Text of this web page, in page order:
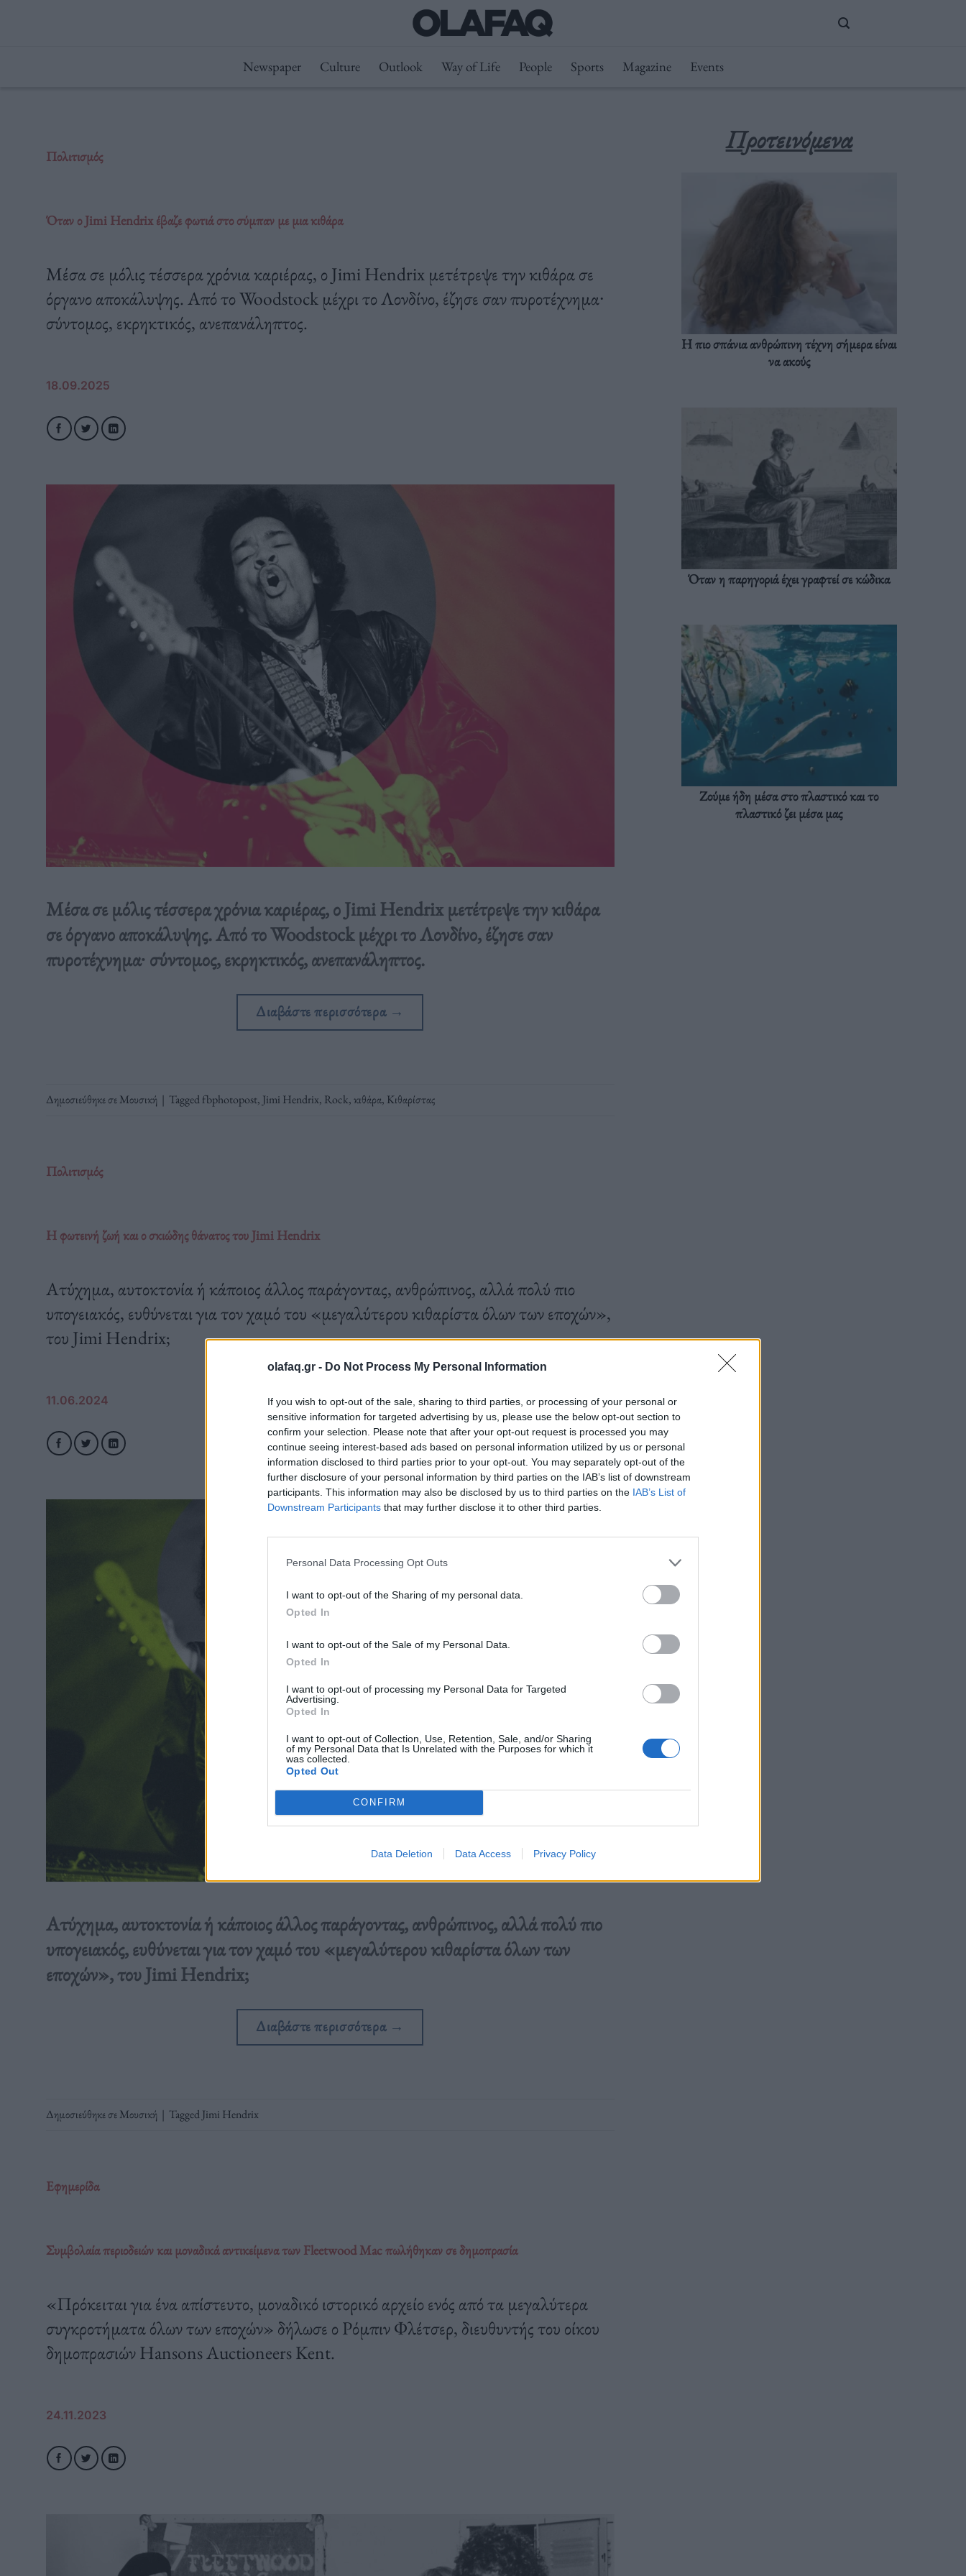
olafaq.gr - Do Not Process My Personal Information
If you wish to opt-out of the sale, sharing to third parties, or processing of your personal or
sensitive information for targeted advertising by us, please use the below opt-out section to
confirm your selection. Please note that after your opt-out request is processed you may
continue seeing interest-based ads based on personal information utilized by us or personal
information disclosed to third parties prior to your opt-out. You may separately opt-out of the
further disclosure of your personal information by third parties on the IAB’s list of downstream
participants. This information may also be disclosed by us to third parties on the IAB’s List of
Downstream Participants that may further disclose it to other third parties.
Personal Data Processing Opt Outs
I want to opt-out of the Sharing of my personal data.
Opted In
I want to opt-out of the Sale of my Personal Data.
Opted In
I want to opt-out of processing my Personal Data for Targeted
Advertising.
Opted In
I want to opt-out of Collection, Use, Retention, Sale, and/or Sharing
of my Personal Data that Is Unrelated with the Purposes for which it
was collected.
Opted Out
CONFIRM
Data Deletion Data Access Privacy Policy
Newspaper Culture Outlook Way of Life People Sports Magazine Events
Πολιτισμός
Όταν ο Jimi Hendrix έβαζε φωτιά στο σύμπαν με μια κιθάρα
Μέσα σε μόλις τέσσερα χρόνια καριέρας, ο Jimi Hendrix μετέτρεψε την κιθάρα σε
όργανο αποκάλυψης. Από το Woodstock μέχρι το Λονδίνο, έζησε σαν πυροτέχνημα∙
σύντομος, εκρηκτικός, ανεπανάληπτος.
18.09.2025
Μέσα σε μόλις τέσσερα χρόνια καριέρας, ο Jimi Hendrix μετέτρεψε την κιθάρα
σε όργανο αποκάλυψης. Από το Woodstock μέχρι το Λονδίνο, έζησε σαν
πυροτέχνημα∙ σύντομος, εκρηκτικός, ανεπανάληπτος.
Διαβάστε περισσότερα →
Δημοσιεύθηκε σεΜουσική | Taggedfbphotopost, Jimi Hendrix, Rock,κιθάρα, Κιθαρίστας
Πολιτισμός
Η φωτεινή ζωή και ο σκιώδης θάνατος του Jimi Hendrix
Ατύχημα, αυτοκτονία ή κάποιος άλλος παράγοντας, ανθρώπινος, αλλά πολύ πιο
υπογειακός, ευθύνεται για τον χαμό του «μεγαλύτερου κιθαρίστα όλων των εποχών»,
του Jimi Hendrix;
11.06.2024
Ατύχημα, αυτοκτονία ή κάποιος άλλος παράγοντας, ανθρώπινος, αλλά πολύ πιο
υπογειακός, ευθύνεται για τον χαμό του «μεγαλύτερου κιθαρίστα όλων των
εποχών», του Jimi Hendrix;
Διαβάστε περισσότερα →
Δημοσιεύθηκε σεΜουσική | TaggedJimi Hendrix
Εφημερίδα
Συμβολαία περιοδειών και μοναδικά αντικείμενα των Fleetwood Mac πωλήθηκαν σε δημοπρασία
«Πρόκειται για ένα απίστευτο, μοναδικό ιστορικό αρχείο ενός από τα μεγαλύτερα
συγκροτήματα όλων των εποχών» δήλωσε ο Ρόμπιν Φλέτσερ, διευθυντής του οίκου
δημοπρασιών Hansons Auctioneers Kent.
24.11.2023
Προτεινόμενα
Η πιο σπάνια ανθρώπινη τέχνη σήμερα είναι
να ακούς
Όταν η παρηγοριά έχει γραφτεί σε κώδικα
Ζούμε ήδη μέσα στο πλαστικό και το
πλαστικό ζει μέσα μας